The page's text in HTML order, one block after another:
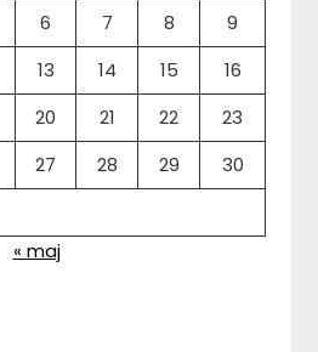
6 7 8
9
13 14 15
16
20 21 22
23
27 28 29
30
« maj